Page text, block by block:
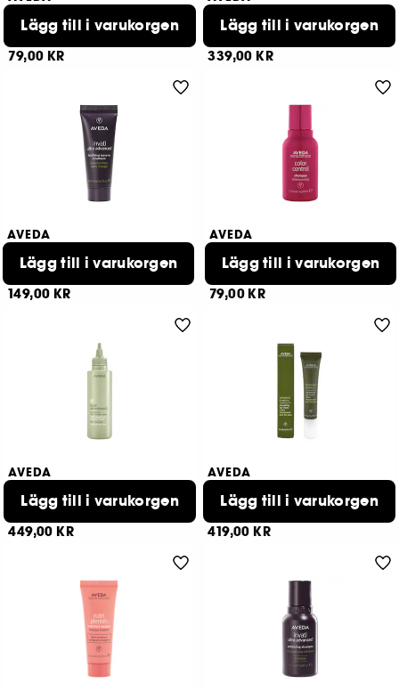
Conditioner
79,00 KR
Lägg till i varukorgen Heat Styling Cream
339,00 KR
Lägg till i varukorgen
AVEDA
Fortifying LeaveIn Treatment Travel Size
149,00 KR
Lägg till i varukorgen
AVEDA
Shampoo
79,00 KR
Lägg till i varukorgen
AVEDA
Volumizing Conditioning Rinse
449,00 KR
Lägg till i varukorgen
AVEDA
Energizing Eye Creme
419,00 KR
Lägg till i varukorgen